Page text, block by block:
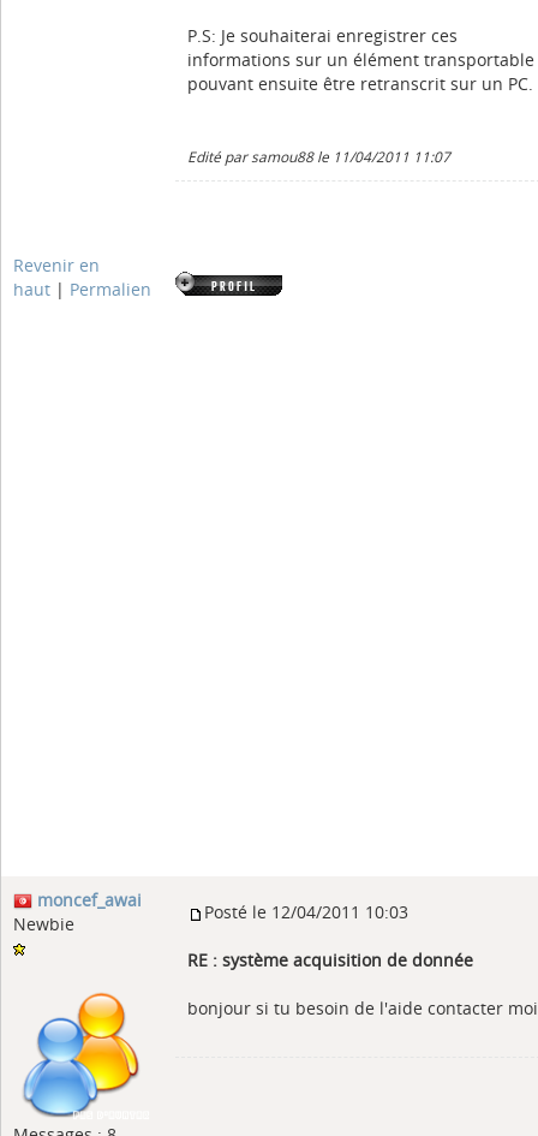
P.S: Je souhaiterai enregistrer ces
informations sur un élément transportable
pouvant ensuite être retranscrit sur un PC.
Edité par samou88 le 11/04/2011 11:07
Revenir en
haut | Permalien
moncef_awai
Newbie
Posté le 12/04/2011 10:03
RE : système acquisition de donnée
bonjour si tu besoin de l'aide contacter moi